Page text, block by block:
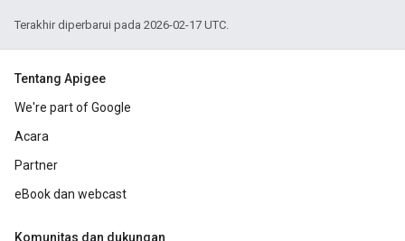
Terakhir diperbarui pada 2026-02-17 UTC.
Tentang Apigee
We're part of Google
Acara
Partner
eBook dan webcast
Komunitas dan dukungan